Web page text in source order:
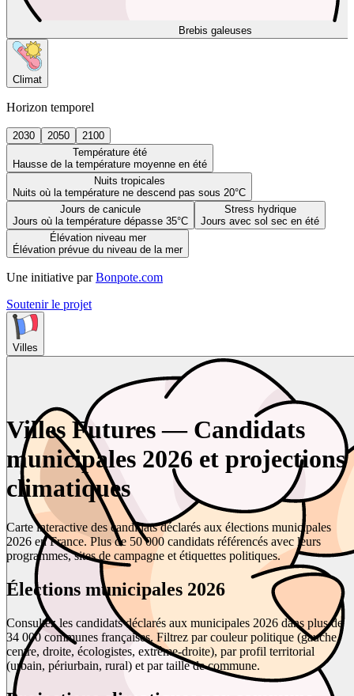
Brebis galeuses
Climat
Horizon temporel
2030 2050
2100
Température été
Hausse de la température moyenne en été
Nuits tropicales
Nuits où la température ne descend pas sous 20°C
Jours de canicule
Jours où la température dépasse 35°C
Stress hydrique
Jours avec sol sec en été
Élévation niveau mer
Élévation prévue du niveau de la mer
Une initiative par Bonpote.com
Soutenir le projet
Villes
Villes Futures — Candidats
municipales 2026 et projections
climatiques
Carte interactive des candidats déclarés aux élections municipales
2026 en France. Plus de 50 000 candidats référencés avec leurs
programmes, sites de campagne et étiquettes politiques.
Élections municipales 2026
Consultez les candidats déclarés aux municipales 2026 dans plus de
34 000 communes françaises. Filtrez par couleur politique (gauche,
centre, droite, écologistes, extrême-droite), par profil territorial
(urbain, périurbain, rural) et par taille de commune.